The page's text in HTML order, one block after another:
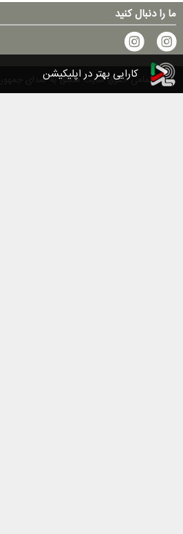
ما را دنبال کنید
۱۴۰۰ تمامی حقوق سایت متعلق به صدای
کارایی بهتر در اپلیکیشن